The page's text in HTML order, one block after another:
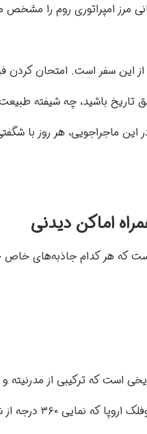
مرز امپراتوری روم را
این سفر است. امتحان
تاریخ باشید، چه شیفته
ماجراجویی، هر روز با
اماکن دیدنی
که هر کدام جاذبه‌های خاص
است که ترکیبی از مدرنیته